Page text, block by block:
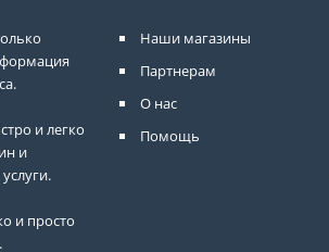
и легко
и
и просто
Наши магазины
Партнерам
О нас
Помощь